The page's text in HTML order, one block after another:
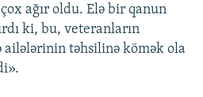
ağır oldu. Elə bir qanun
ki, bu, veteranların
ailələrinin təhsilinə kömək ola